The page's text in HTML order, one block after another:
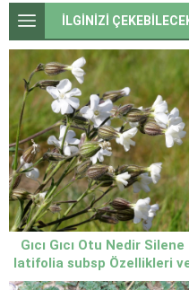
İLGİNİZİ
Gıcı Gıcı Otu Nedir Silene
latifolia subsp Özellikleri
Yetiştiği Yerler